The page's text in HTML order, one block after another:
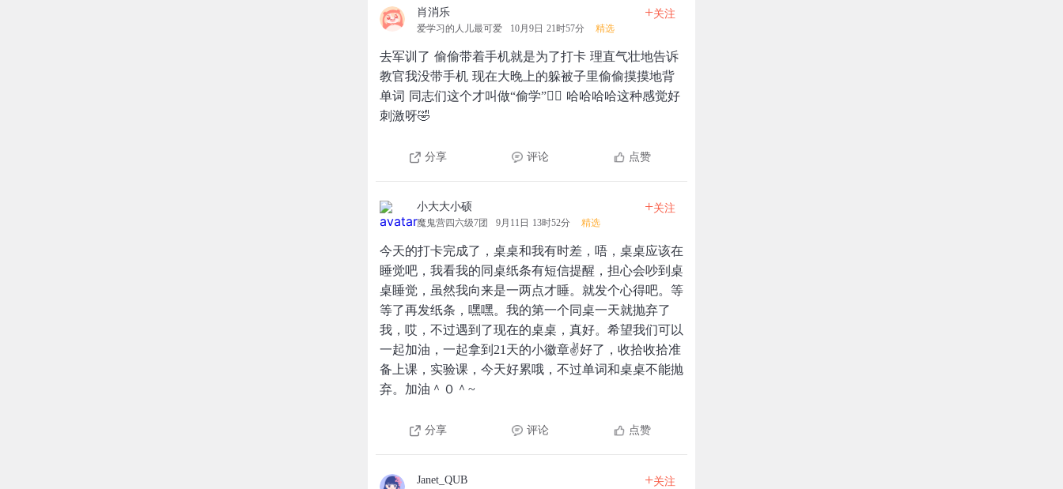
肖消乐
爱学习的人儿最可爱 10月9日 21时57分 精选
+关注
去军训了 偷偷带着手机就是为了打卡 理直气壮地告诉
教官我没带手机 现在大晚上的躲被子里偷偷摸摸地背
单词 同志们这个才叫做“偷学”👆🏻 哈哈哈哈这种感觉好
刺激呀🤣
分享 评论 点赞
小大大小硕
魔鬼营四六级7团 9月11日 13时52分 精选
+关注
今天的打卡完成了，桌桌和我有时差，唔，桌桌应该在
睡觉吧，我看我的同桌纸条有短信提醒，担心会吵到桌
桌睡觉，虽然我向来是一两点才睡。就发个心得吧。等
等了再发纸条，嘿嘿。我的第一个同桌一天就抛弃了
我，哎，不过遇到了现在的桌桌，真好。希望我们可以
一起加油，一起拿到21天的小徽章✌好了，收拾收拾准
备上课，实验课，今天好累哦，不过单词和桌桌不能抛
弃。加油＾０＾~
分享 评论 点赞
Janet_QUB +关注